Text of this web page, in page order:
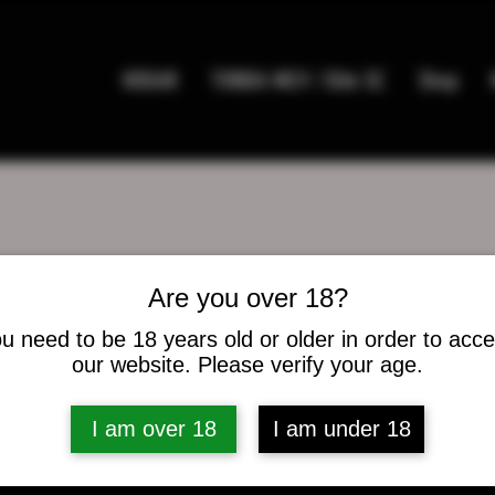
Are you over 18?
need to be 18 years old or older in order to
our website. Please verify your age.
I am over 18 I am under 18
HOGAR TIENDA MC9 / Elite SC Shop
del foro